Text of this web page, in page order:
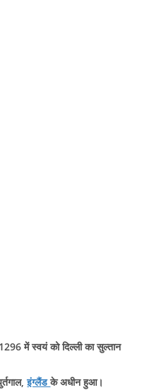
में स्वयं को दिल्ली का सुल्तान
इंग्लैंडके अधीन हुआ।